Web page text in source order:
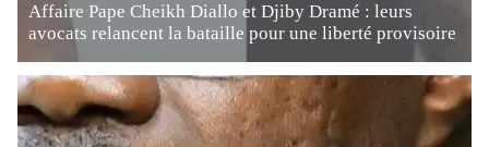
Affaire Pape Cheikh Diallo et Djiby Dramé : leurs
avocats relancent la bataille pour une liberté provisoire